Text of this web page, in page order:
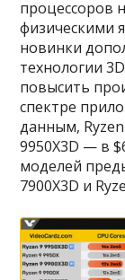
процессоров
физическими
новинки
технологии
повысить
спектре
данным, Ryzen
9950X3D — в
моделей
7900X3D и